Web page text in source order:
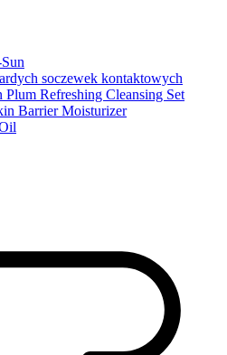
soczewek kontaktowych
Plum Refreshing Cleansing Set
Barrier Moisturizer